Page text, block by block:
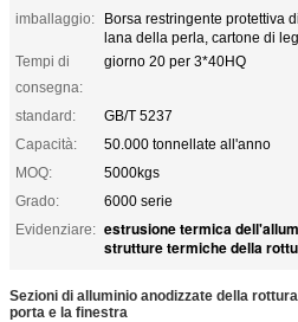
imballaggio:
Borsa restringente protettiva
lana della perla, cartone di
Tempi di
consegna:
giorno 20 per 3*40HQ
standard:
GB/T 5237
Capacità:
50.000 tonnellate all'anno
MOQ:
5000kgs
Grado:
6000 serie
Evidenziare: estrusione termica
strutture termiche della
Sezioni di alluminio anodizzate della
porta e la finestra